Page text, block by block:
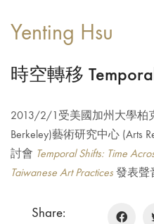
Yenting Hsu
時空轉移
2013/2/1受美國加州大學柏
Berkeley)藝術研究中心 (Arts
討會 Temporal Shifts: Time
Taiwanese Art Practices 發表聲
Share: